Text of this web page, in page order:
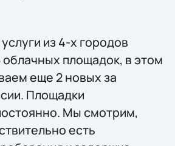
из 4-х городов
облачных площадок, в этом
еще 2 новых за
Площадки
Мы смотрим,
есть